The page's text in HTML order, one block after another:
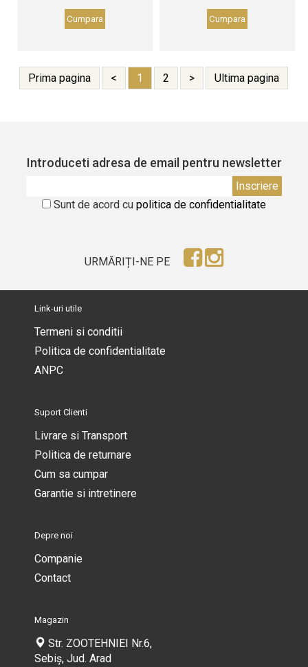
Cumpara Cumpara
Prima pagina < 1 2 > Ultima pagina
Introduceti adresa de email pentru newsletter
Sunt de acord cu politica de confidentialitate
URMĂRIȚI-NE PE
Link-uri utile
Termeni si conditii
Politica de confidentialitate
ANPC
Suport Clienti
Livrare si Transport
Politica de returnare
Cum sa cumpar
Garantie si intretinere
Depre noi
Companie
Contact
Magazin
Str. ZOOTEHNIEI Nr.6,
Sebiș, Jud. Arad